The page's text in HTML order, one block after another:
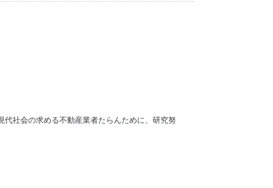
社会の求める不動産業者たらんために、研究努